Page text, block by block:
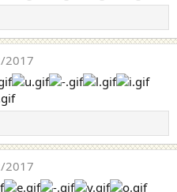
2017
2017